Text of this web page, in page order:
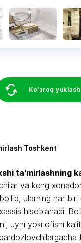
Ko'proq yuklash
Toshkent
ta'mirlashning
va keng
ularning har biri
hisoblanadi.
uyni yoki ofisni